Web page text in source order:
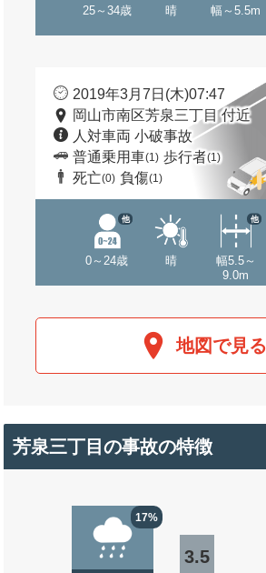
25～34歳 晴 幅～5.5m
2019年3月7日(木)07:47
岡山市南区芳泉三丁目 付近
人対車両 小破事故
普通乗用車(1) 歩行者(1)
死亡(0) 負傷(1)
0～24歳
他
晴
幅5.5～
9.0m
他
地図で見る
芳泉三丁目の事故の特徴
17%
3.5